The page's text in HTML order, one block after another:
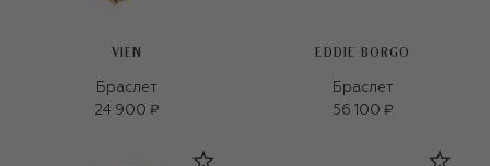
VIEN
Браслет
24 900 ₽
EDDIE BORGO
Браслет
56 100 ₽